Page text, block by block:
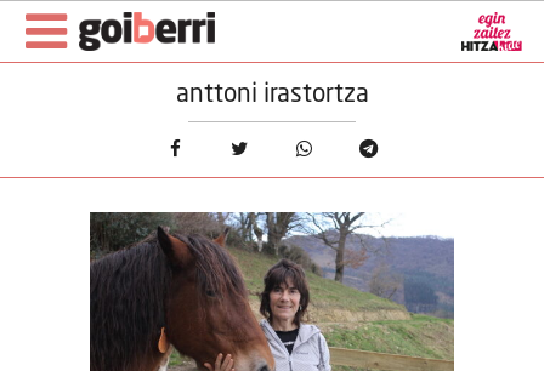
anttoni irastortza